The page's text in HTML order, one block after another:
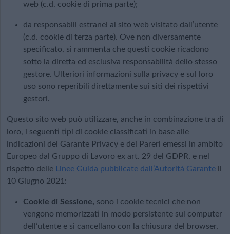
web (c.d. cookie di prima parte);
da responsabili estranei al sito web visitato dall’utente
(c.d. cookie di terza parte). Ove non diversamente
specificato, si rammenta che questi cookie ricadono
sotto la diretta ed esclusiva responsabilità dello stesso
gestore. Ulteriori informazioni sulla privacy e sul loro
uso sono reperibili direttamente sui siti dei rispettivi
gestori.
Questo sito web può utilizzare, anche in combinazione tra di
loro, i seguenti tipi di cookie classificati in base alle
indicazioni del Garante Privacy e dei Pareri emessi in ambito
Europeo dal Gruppo di Lavoro ex art. 29 del GDPR, e nel
rispetto delle
Linee Guida pubblicate dall’Autorità Garante il
10 Giugno 2021:
Cookie di Sessione, sono i cookie tecnici che non
vengono memorizzati in modo persistente sul computer
dell’utente e si cancellano con la chiusura del browser,